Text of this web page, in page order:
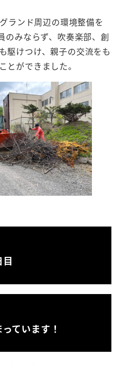
ランド周辺の環境整備を
のみならず、吹奏楽部、創
駆けつけ、親子の交流をも
とができました。
ています！